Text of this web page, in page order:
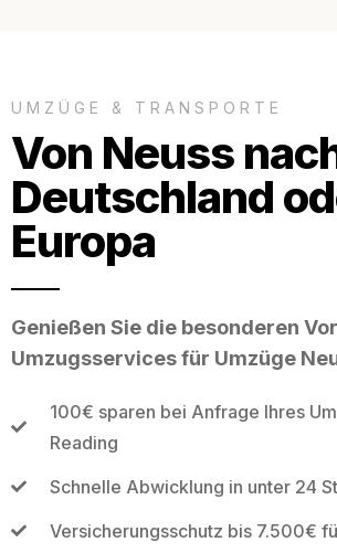
UMZÜGE & TRANSPORTE
Von Neuss
Deutschland
Europa
Genießen Sie die besonderen
Umzugsservices für Umzüge
100€ sparen bei Anfrage Ihres
Reading
Schnelle Abwicklung in unter 24
Versicherungsschutz bis 7.500€